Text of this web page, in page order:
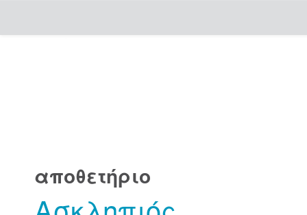
αποθετήριο